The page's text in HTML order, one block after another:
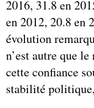
2016, 31.8 en
en 2012, 20.8 en
évolution
n’est autre que
cette confiance
stabilité